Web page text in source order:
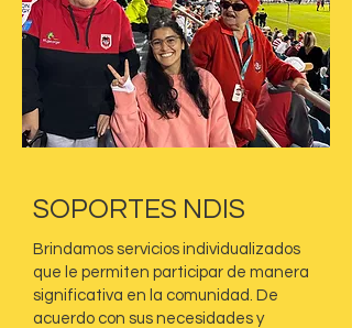
SOPORTES NDIS
Brindamos servicios individualizados
que le permiten participar de manera
significativa en la comunidad. De
acuerdo con sus necesidades y